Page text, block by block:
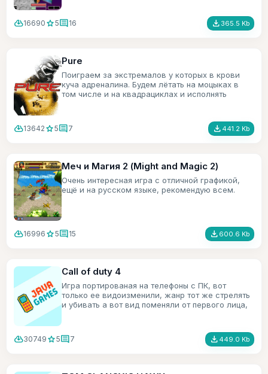
cloud_download16690 star5comment16 file_download 365.5 Kb
Pure
Поиграем за экстремалов у которых в крови
куча адреналина. Будем лётать на моцыках в
том числе и на квадрациклах и исполнять
cloud_download13642 star5comment7 file_download 441.2 Kb
Меч и Магия 2 (Might and Magic 2)
Очень интересная игра с отличной графикой,
ещё и на русском языке, рекомендую всем.
cloud_download16996 star5comment15 file_download 600.6 Kb
Call of duty 4
Игра портированая на телефоны с ПК, вот
только ее видоизменили, жанр тот же стрелять
и убивать а вот вид поменяли от первого лица,
cloud_download30749 star5comment7 file_download 449.0 Kb